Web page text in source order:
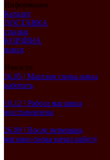
Информация
Каталог
ДОСТАВКА
ссылки
КОРЗИНА
поиск
Новости
16.05 | Магазин снова начал
работать
10.12 | Работа магазина
восстановлена
26.09 | После перерыва,
магазин снова начал работу